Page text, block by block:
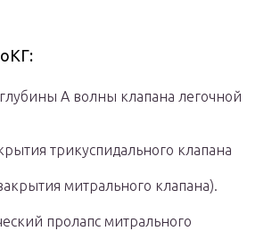
А волны клапана легочной
трикуспидального клапана
митрального клапана).
пролапс митрального